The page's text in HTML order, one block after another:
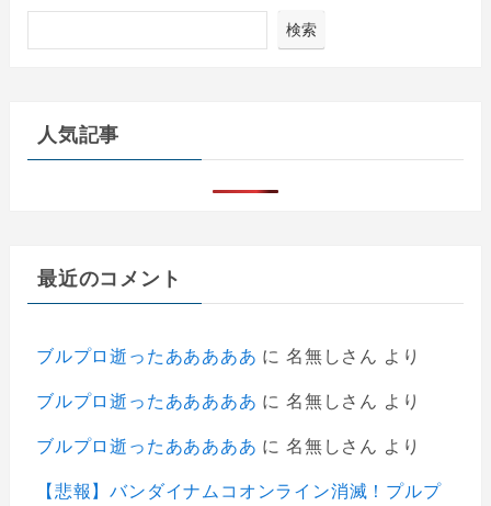
検索
人気記事
最近のコメント
ブルプロ逝ったあああああ に 名無しさん より
ブルプロ逝ったあああああ に 名無しさん より
ブルプロ逝ったあああああ に 名無しさん より
【悲報】バンダイナムコオンライン消滅！プルプ